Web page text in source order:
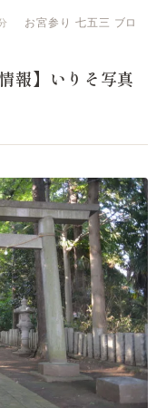
お宮参り 七五三 ブロ
報】いりそ写真